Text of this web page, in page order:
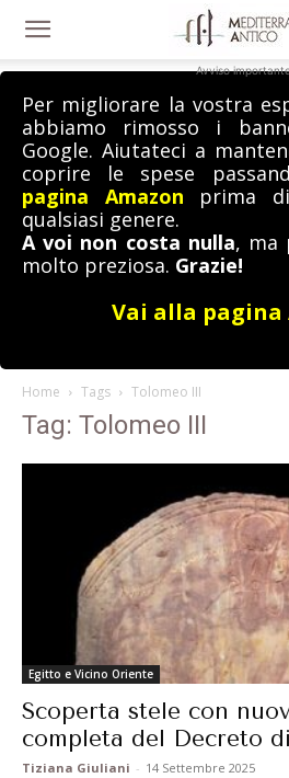
Avviso
Per migliorare la vostra
abbiamo rimosso i
Google. Aiutateci a
coprire le spese
pagina Amazon prima
qualsiasi genere.
A voi non costa nulla, ma
molto preziosa. Grazie!
Vai alla pagina
Home Tags Tolomeo III
Tag: Tolomeo III
Egitto e Vicino Oriente
Scoperta stele con
completa del Decreto
Tiziana Giuliani - 14 Settembre 2025